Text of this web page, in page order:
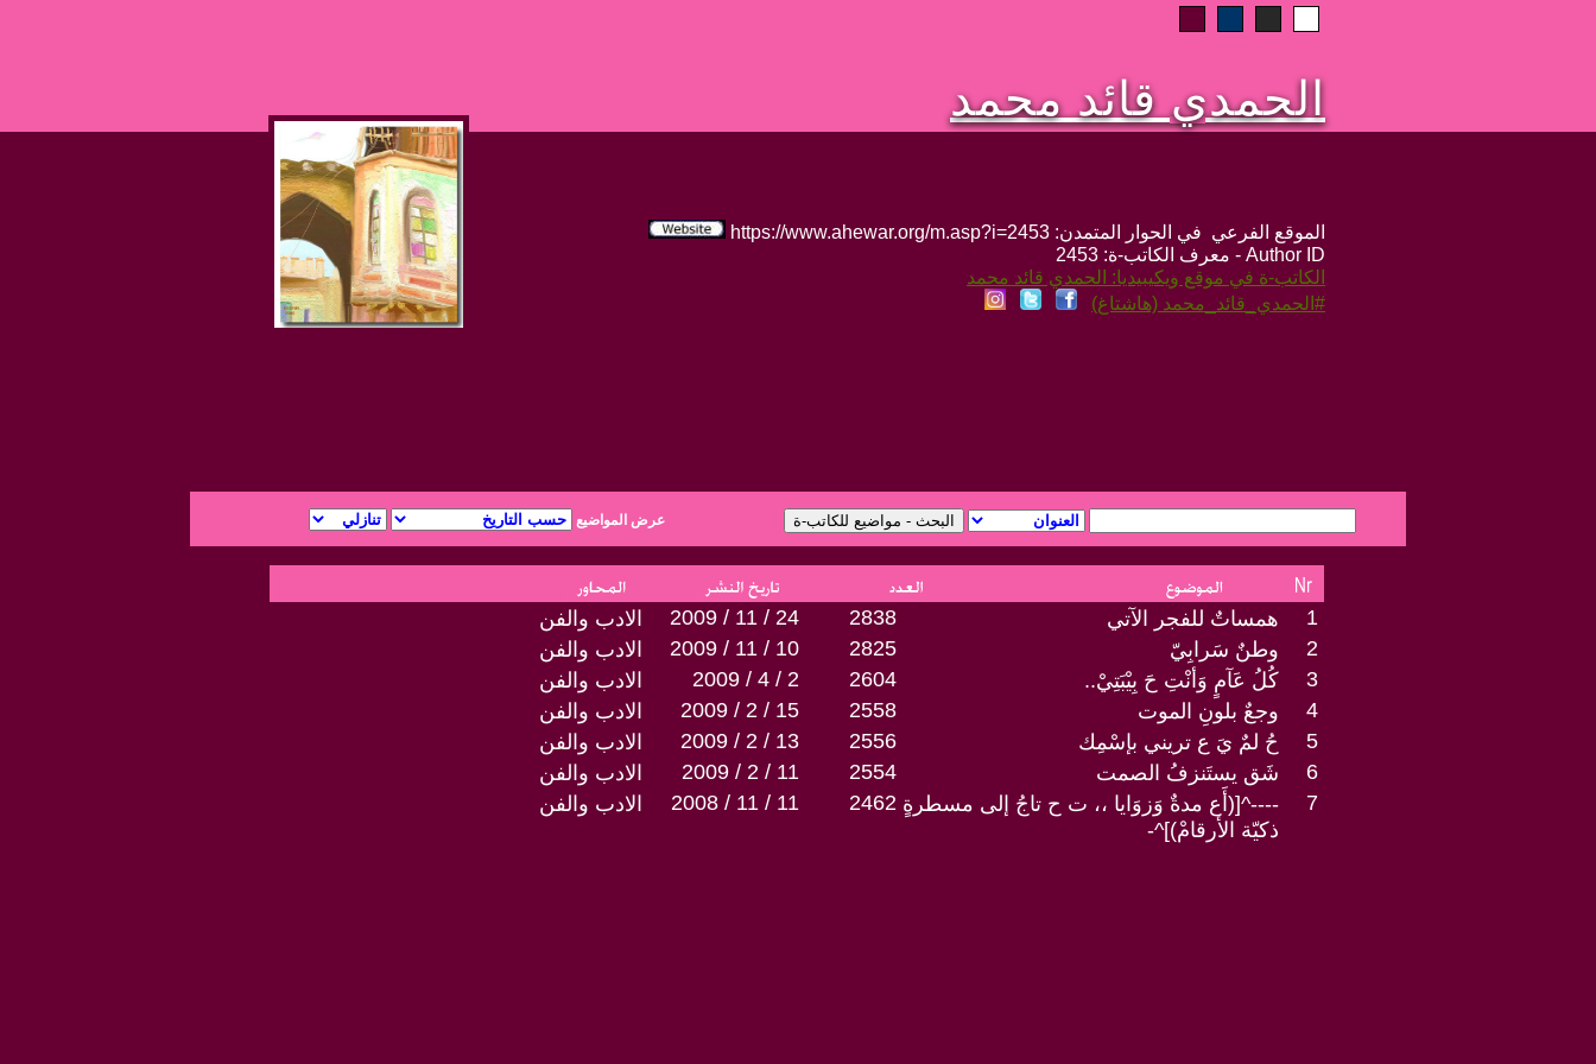
الحمدي قائد محمد
الموقع الفرعي في الحوار المتمدن: https://www.ahewar.org/m.asp?i=2453
Author ID - معرف الكاتب-ة: 2453
الكاتب-ة في موقع ويكيبيديا: الحمدي قائد محمد
#الحمدي_قائد_محمد (هاشتاغ)
عرض المواضيع
الادب والفن 2009 / 11 / 24 2838 همساتٌ للفجر الآتي
1
الادب والفن
2009 / 11 / 10 2825 وطنٌ سَرابِيّ
2
الادب والفن
2009 / 4 / 2 2604 كُلُ عَآمٍ وَأنْتِ حَ بِيْبَتِيْ..
3
الادب والفن
2009 / 2 / 15 2558 وجعٌ بلونِ الموت
4
الادب والفن
2009 / 2 / 13 2556 حُ لمٌ يَ ع تريني بإسْمِك
5
الادب والفن
2009 / 2 / 11 2554 شَق يستَنزفُ الصمت
6
الادب والفن
2008 / 11 / 11 2462 ----^[(أَع مدةٌ وَزوَايا ،، ت ح تاجُ إلى مسطرةٍ
ذكيّة الأرقامْ)]^-
7